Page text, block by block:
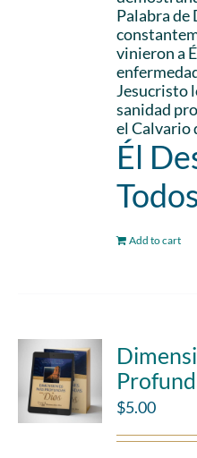
Palabra de
vinieron a
Jesucristo
sanidad
el Calvario
Él
Add to cart
$5.00